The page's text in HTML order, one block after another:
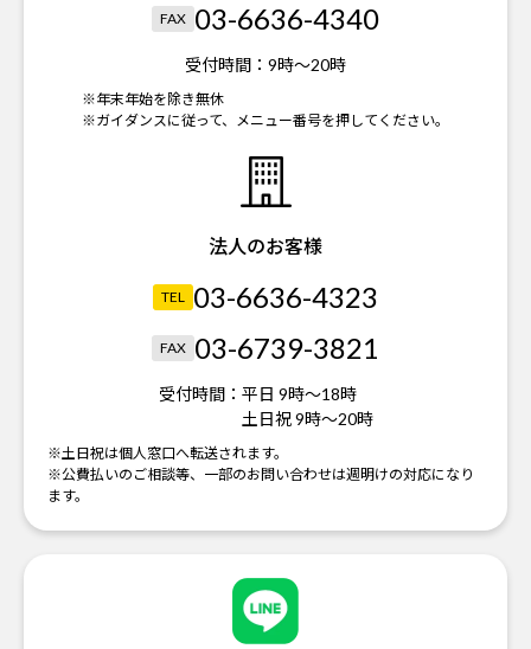
FAX 03-6636-4340
受付時間： 9時～20時
※年末年始を除き無休
※ガイダンスに従って、メニュー番号を押してください。
法人のお客様
TEL 03-6636-4323
FAX 03-6739-3821
受付時間： 平日 9時～18時
土日祝 9時～20時
※土日祝は個人窓口へ転送されます。
※公費払いのご相談等、一部のお問い合わせは週明けの対応になり
ます。